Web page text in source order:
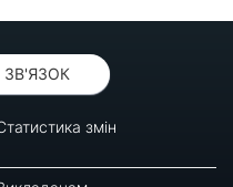
змін